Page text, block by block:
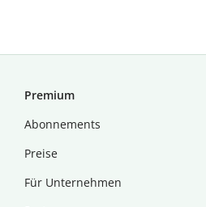
Premium
Abon­ne­ments
Preise
Für Unternehmen